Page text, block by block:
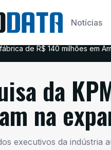
Notícias
de R$ 140 milhões em
da
na
executivos da indústria